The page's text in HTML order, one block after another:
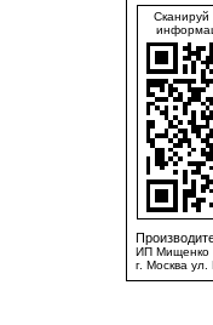
Сканируй
ИП Мищенко
г. Москва